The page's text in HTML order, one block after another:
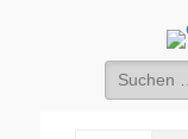
Suchen
nach: